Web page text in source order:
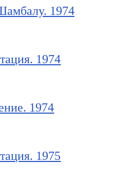
1974
1974
1974
1975